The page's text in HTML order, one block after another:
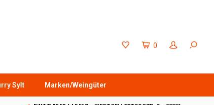
0
Sylt Marken/Weingüter